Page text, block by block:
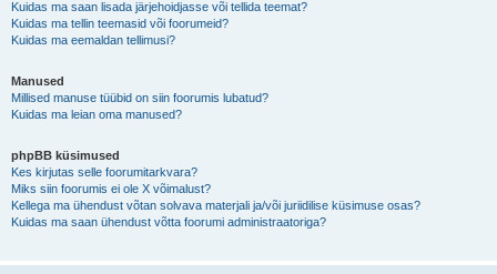
Kuidas ma saan lisada järjehoidjasse või tellida teemat?
Kuidas ma tellin teemasid või foorumeid?
Kuidas ma eemaldan tellimusi?
Manused
Millised manuse tüübid on siin foorumis lubatud?
Kuidas ma leian oma manused?
phpBB küsimused
Kes kirjutas selle foorumitarkvara?
Miks siin foorumis ei ole X võimalust?
Kellega ma ühendust võtan solvava materjali ja/või juriidilise küsimuse osas?
Kuidas ma saan ühendust võtta foorumi administraatoriga?